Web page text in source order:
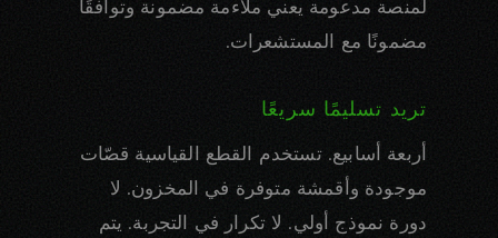
لمنصة مدعومة يعني ملاءمة مضمونة وتوافقًا
مضمونًا مع المستشعرات.
تريد تسليمًا سريعًا
أربعة أسابيع. تستخدم القطع القياسية قصّات
موجودة وأقمشة متوفرة في المخزون. لا
دورة نموذج أولي. لا تكرار في التجربة. يتم